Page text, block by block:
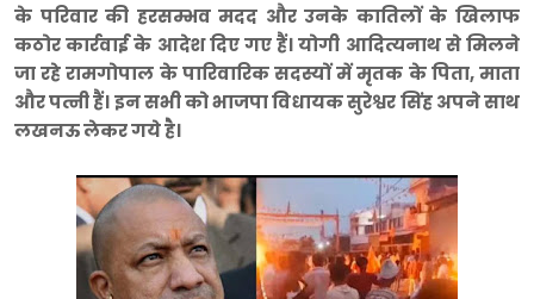
के परिवार की हरसम्भव मदद और उनके कातिलों के खिलाफ
कठोर कार्रवाई के आदेश दिए गए हैं। योगी आदित्यनाथ से मिलने
जा रहे रामगोपाल के पारिवारिक सदस्यों में मृतक के पिता, माता
और पत्नी हैं। इन सभी को भाजपा विधायक सुरेश्वर सिंह अपने साथ
लखनऊ लेकर गये है।